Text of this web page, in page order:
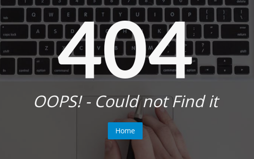
404
OOPS! - Could not Find it
Home